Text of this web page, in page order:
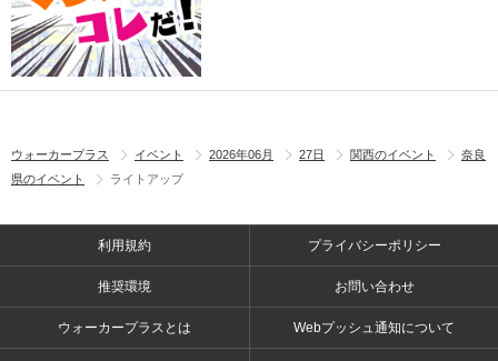
ウォーカープラス イベント 2026年06月 27日 関西のイベント
奈良
県のイベント
ライトアップ
利用規約 プライバシーポリシー
推奨環境 お問い合わせ
ウォーカープラスとは Webプッシュ通知について